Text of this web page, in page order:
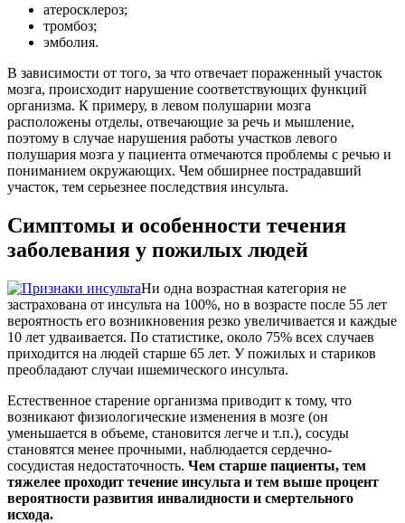
атеросклероз;
тромбоз;
эмболия.
В зависимости от того, за что отвечает пораженный участок
мозга, происходит нарушение соответствующих функций
организма. К примеру, в левом полушарии мозга
расположены отделы, отвечающие за речь и мышление,
поэтому в случае нарушения работы участков левого
полушария мозга у пациента отмечаются проблемы с речью и
пониманием окружающих. Чем обширнее пострадавший
участок, тем серьезнее последствия инсульта.
Симптомы и особенности течения
заболевания у пожилых людей
Ни одна возрастная категория не
застрахована от инсульта на 100%, но в возрасте после 55 лет
вероятность его возникновения резко увеличивается и каждые
10 лет удваивается. По статистике, около 75% всех случаев
приходится на людей старше 65 лет. У пожилых и стариков
преобладают случаи ишемического инсульта.
Естественное старение организма приводит к тому, что
возникают физиологические изменения в мозге (он
уменьшается в объеме, становится легче и т.п.), сосуды
становятся менее прочными, наблюдается сердечно-
сосудистая недостаточность. Чем старше пациенты, тем
тяжелее проходит течение инсульта и тем выше процент
вероятности развития инвалидности и смертельного
исхода.